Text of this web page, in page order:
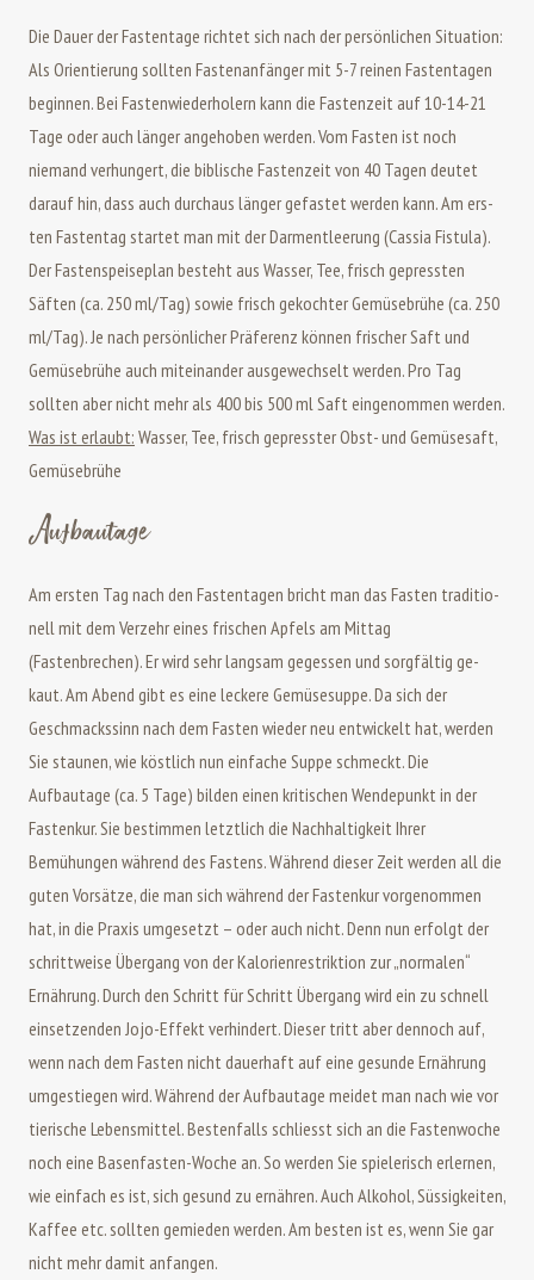
Die Dauer der Fastentage richtet sich nach der persönlichen Situation:
Als Orientierung sollten Fastenanfänger mit 5-7 reinen Fastentagen
beginnen. Bei Fastenwiederholern kann die Fastenzeit auf 10-14-21
Tage oder auch länger angehoben werden. Vom Fasten ist noch
niemand verhungert, die biblische Fastenzeit von 40 Tagen deutet
darauf hin, dass auch durchaus länger gefastet werden kann. Am ers­
ten Fas­ten­tag star­tet man mit der Dar­m­ent­lee­rung (Cassia Fistula).
Der Fastenspeiseplan besteht aus Wasser, Tee, frisch gepressten
Säften (ca. 250 ml/Tag) sowie frisch gekochter Gemüsebrühe (ca. 250
ml/Tag). Je nach persönlicher Präferenz können frischer Saft und
Gemüsebrühe auch miteinander ausgewechselt werden. Pro Tag
sollten aber nicht mehr als 400 bis 500 ml Saft eingenommen werden.
Was ist erlaubt: Wasser, Tee, frisch gepresster Obst- und Gemüsesaft,
Gemüsebrühe
Aufbautage
Am ers­ten Tag nach den Fas­ten­ta­gen bricht man das Fas­ten tra­di­tio­
nell mit dem Verzehr eines fri­schen Ap­fels am Mit­tag
(Fastenbrechen). Er wird sehr lang­sam ge­ges­sen und sorg­fäl­tig ge­
kaut. Am Abend gibt es eine le­cke­re Ge­mü­se­sup­pe. Da sich der
Geschmackssinn nach dem Fasten wieder neu entwickelt hat, werden
Sie stau­nen, wie köst­lich nun ein­fa­che Suppe schmeckt. Die
Aufbautage (ca. 5 Tage) bilden einen kritischen Wendepunkt in der
Fastenkur. Sie bestimmen letztlich die Nachhaltigkeit Ihrer
Bemühungen während des Fastens. Während dieser Zeit werden all die
guten Vorsätze, die man sich während der Fastenkur vorgenommen
hat, in die Praxis umgesetzt – oder auch nicht. Denn nun erfolgt der
schrittweise Übergang von der Kalorienrestriktion zur „normalen“
Ernährung. Durch den Schritt für Schritt Übergang wird ein zu schnell
ein­set­zen­den Jojo-Ef­fekt verhindert. Die­ser tritt aber den­noch auf,
wenn nach dem Fas­ten nicht dau­er­haft auf eine ge­sun­de Er­näh­rung
umgestiegen wird. Wäh­rend der Auf­bau­ta­ge mei­det man nach wie vor
tie­ri­sche Le­bens­mit­tel. Bestenfalls schliesst sich an die Fas­ten­wo­che
noch eine Ba­sen­fas­ten-Woche an. So werden Sie spielerisch erlernen,
wie einfach es ist, sich gesund zu ernähren. Auch Al­ko­hol, Süs­sig­kei­ten,
Kaf­fee etc. sollten ge­mie­den werden. Am bes­ten ist es, wenn Sie gar
nicht mehr damit an­fan­gen.